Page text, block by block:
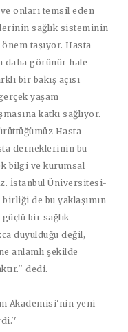
onları temsil eden
sağlık sisteminin
taşıyor. Hasta
daha görünür hale
bir bakış açısı
yaşam
katkı sağlıyor.
Hasta
derneklerinin bu
bilgi ve kurumsal
İstanbul Üniversitesi-
de bu yaklaşımın
bir sağlık
duyulduğu değil,
anlamlı şekilde
dedi.
Akademisi'nin yeni